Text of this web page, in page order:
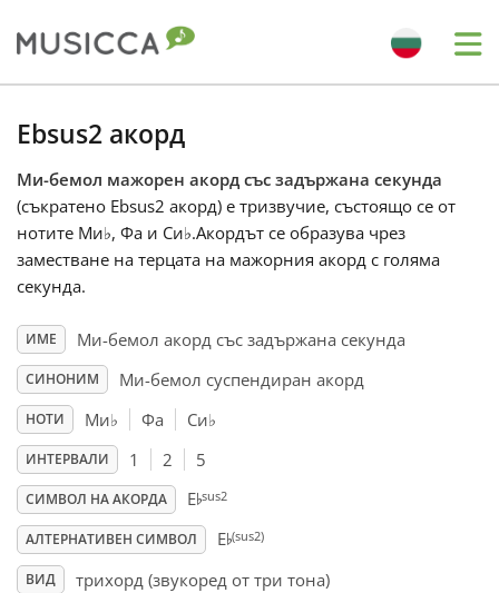
Български
Dansk
English
Español
Français
Ebsus2 акорд
Ми-бемол мажорен акорд със задържана секунда
(съкратено Ebsus2 акорд) е тризвучие, състоящо се от
нотите Ми♭, Фа и Си♭.Акордът се образува чрез
заместване на терцата на мажорния акорд с голяма
секунда.
ИМЕ Ми-бемол акорд със задържана секунда
СИНОНИМ Ми-бемол суспендиран акорд
НОТИ Ми♭ Фа Си♭
ИНТЕРВАЛИ 1 2 5
СИМВОЛ НА АКОРДА E♭sus2
АЛТЕРНАТИВЕН СИМВОЛ E♭(sus2)
ВИД трихорд (звукоред от три тона)